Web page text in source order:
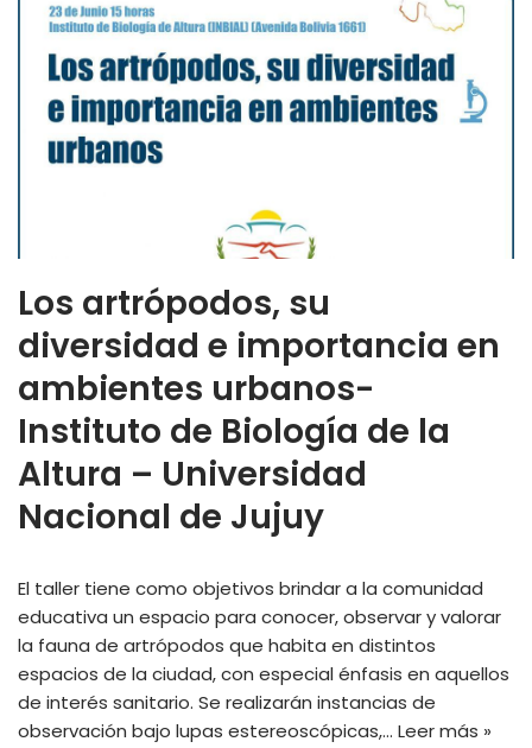
Los artrópodos, su
diversidad e importancia en
ambientes urbanos-
Instituto de Biología de la
Altura – Universidad
Nacional de Jujuy
El taller tiene como objetivos brindar a la comunidad
educativa un espacio para conocer, observar y valorar
la fauna de artrópodos que habita en distintos
espacios de la ciudad, con especial énfasis en aquellos
de interés sanitario. Se realizarán instancias de
observación bajo lupas estereoscópicas,… Leer más »